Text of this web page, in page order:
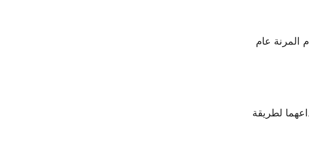
المرنة عام
لطريقة